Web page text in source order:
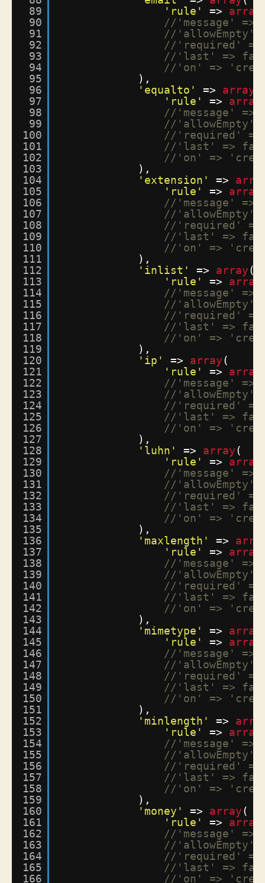
89
90
91
92
93
94
95
96
97
98
99
100
101
102
103
104
105
106
107
108
109
110
111
112
113
114
115
116
117
118
119
120
121
122
123
124
125
126
127
128
129
130
131
132
133
134
135
136
137
138
139
140
141
142
143
144
145
146
147
148
149
150
151
152
153
154
155
156
157
158
159
160
161
162
163
164
165
166
'rule'
=> array
//'message' =>
//'allowEmpty'
//'required'
//'last' =>
//'on' =>
),
'equalto'
=> array
'rule'
=> array
//'message' =>
//'allowEmpty'
//'required'
//'last' =>
//'on' =>
),
'extension'
=>
'rule'
=> array
//'message' =>
//'allowEmpty'
//'required'
//'last' =>
//'on' =>
),
'inlist'
=> array(
'rule'
=> array
//'message' =>
//'allowEmpty'
//'required'
//'last' =>
//'on' =>
),
'ip'
=> array(
'rule'
=> array
//'message' =>
//'allowEmpty'
//'required'
//'last' =>
//'on' =>
),
'luhn'
=> array(
'rule'
=> array
//'message' =>
//'allowEmpty'
//'required'
//'last' =>
//'on' =>
),
'maxlength'
=>
'rule'
=> array
//'message' =>
//'allowEmpty'
//'required'
//'last' =>
//'on' =>
),
'mimetype'
=> array
'rule'
=> array
//'message' =>
//'allowEmpty'
//'required'
//'last' =>
//'on' =>
),
'minlength'
=>
'rule'
=> array
//'message' =>
//'allowEmpty'
//'required'
//'last' =>
//'on' =>
),
'money'
=> array(
'rule'
=> array
//'message' =>
//'allowEmpty'
//'required'
//'last' =>
//'on' =>